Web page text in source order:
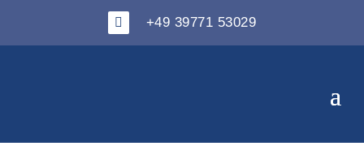
 +49 39771 53029